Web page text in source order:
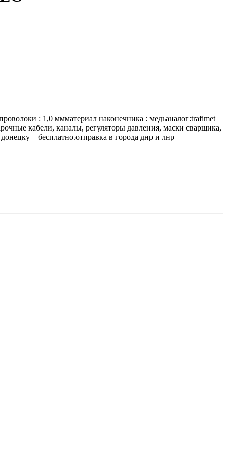
: 1,0 ммматериал наконечника : медьаналог:trafimet
кабели, каналы, регуляторы давления, маски сварщика,
– бесплатно.отправка в города днр и лнр